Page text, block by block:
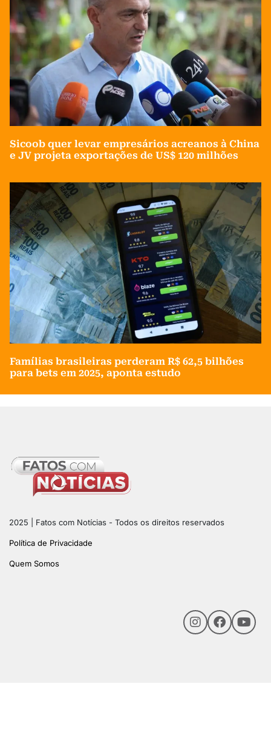
Sicoob quer levar empresários acreanos à China
e JV projeta exportações de US$ 120 milhões
Famílias brasileiras perderam R$ 62,5 bilhões
para bets em 2025, aponta estudo
2025 | Fatos com Notícias - Todos os direitos reservados
Política de Privacidade
Quem Somos